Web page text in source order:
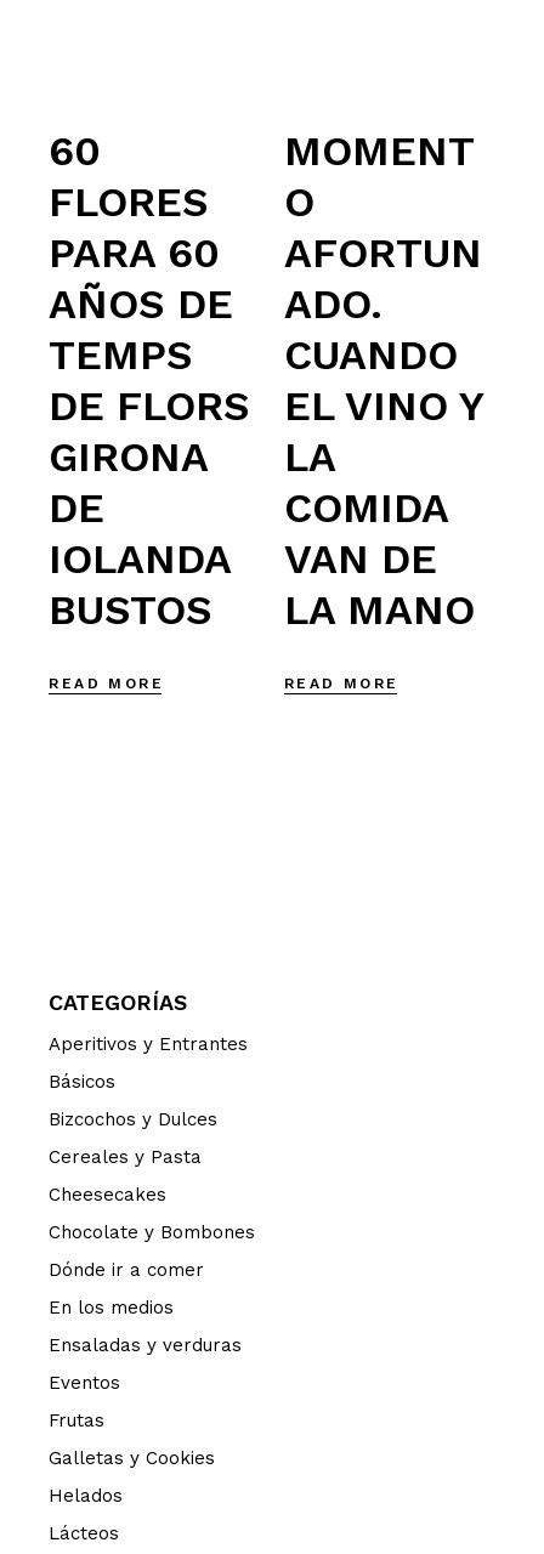
60
FLORES
PARA 60
AÑOS DE
TEMPS
DE FLORS
GIRONA
DE
IOLANDA
BUSTOS
READ MORE
MOMENT
O
AFORTUN
ADO.
CUANDO
EL VINO Y
LA
COMIDA
VAN DE
LA MANO
READ MORE
CATEGORÍAS
Aperitivos y Entrantes
Básicos
Bizcochos y Dulces
Cereales y Pasta
Cheesecakes
Chocolate y Bombones
Dónde ir a comer
En los medios
Ensaladas y verduras
Eventos
Frutas
Galletas y Cookies
Helados
Lácteos